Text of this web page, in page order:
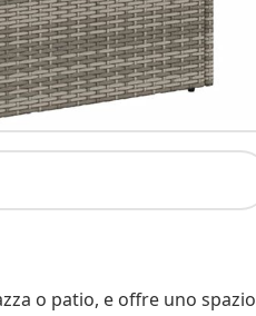
o patio, e offre uno spazio